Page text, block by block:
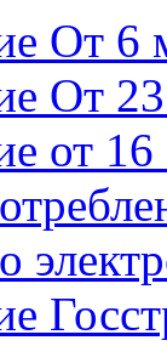
От 6
От
от